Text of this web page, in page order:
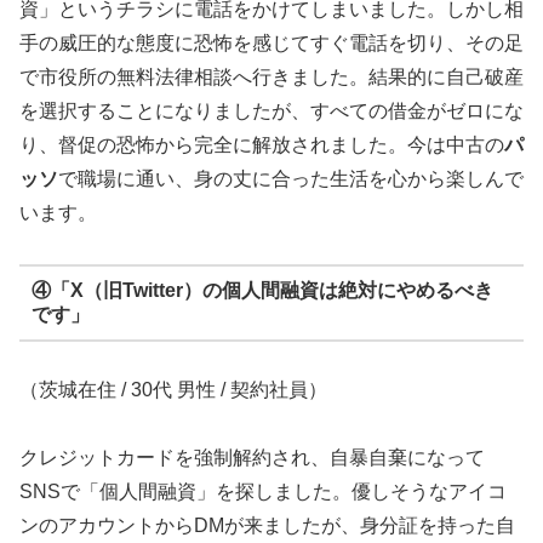
資」というチラシに電話をかけてしまいました。しかし相
手の威圧的な態度に恐怖を感じてすぐ電話を切り、その足
で市役所の無料法律相談へ行きました。結果的に自己破産
を選択することになりましたが、すべての借金がゼロにな
り、督促の恐怖から完全に解放されました。今は中古のパ
ッソで職場に通い、身の丈に合った生活を心から楽しんで
います。
④「X（旧Twitter）の個人間融資は絶対にやめるべき
です」
（茨城在住 / 30代 男性 / 契約社員）
クレジットカードを強制解約され、自暴自棄になって
SNSで「個人間融資」を探しました。優しそうなアイコ
ンのアカウントからDMが来ましたが、身分証を持った自